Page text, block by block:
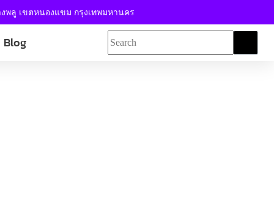
งพลู เขตหนองแขม กรุงเทพมหานคร
Blog